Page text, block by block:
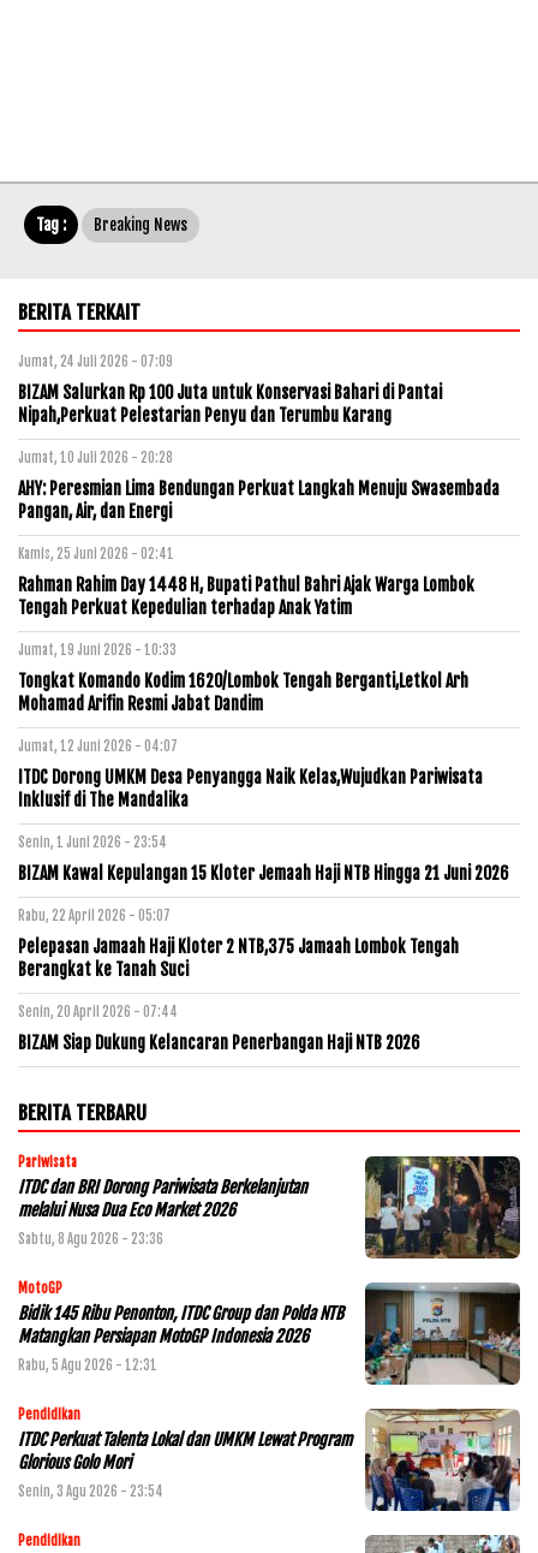
Tag : Breaking News
BERITA TERKAIT
Jumat, 24 Juli 2026 - 07:09
BIZAM Salurkan Rp 100 Juta untuk Konservasi Bahari di Pantai
Nipah,Perkuat Pelestarian Penyu dan Terumbu Karang
Jumat, 10 Juli 2026 - 20:28
AHY: Peresmian Lima Bendungan Perkuat Langkah Menuju Swasembada
Pangan, Air, dan Energi
Kamis, 25 Juni 2026 - 02:41
Rahman Rahim Day 1448 H, Bupati Pathul Bahri Ajak Warga Lombok
Tengah Perkuat Kepedulian terhadap Anak Yatim
Jumat, 19 Juni 2026 - 10:33
Tongkat Komando Kodim 1620/Lombok Tengah Berganti,Letkol Arh
Mohamad Arifin Resmi Jabat Dandim
Jumat, 12 Juni 2026 - 04:07
ITDC Dorong UMKM Desa Penyangga Naik Kelas,Wujudkan Pariwisata
Inklusif di The Mandalika
Senin, 1 Juni 2026 - 23:54
BIZAM Kawal Kepulangan 15 Kloter Jemaah Haji NTB Hingga 21 Juni 2026
Rabu, 22 April 2026 - 05:07
Pelepasan Jamaah Haji Kloter 2 NTB,375 Jamaah Lombok Tengah
Berangkat ke Tanah Suci
Senin, 20 April 2026 - 07:44
BIZAM Siap Dukung Kelancaran Penerbangan Haji NTB 2026
BERITA TERBARU
Pariwisata
ITDC dan BRI Dorong Pariwisata Berkelanjutan
melalui Nusa Dua Eco Market 2026
Sabtu, 8 Agu 2026 - 23:36
MotoGP
Bidik 145 Ribu Penonton, ITDC Group dan Polda NTB
Matangkan Persiapan MotoGP Indonesia 2026
Rabu, 5 Agu 2026 - 12:31
Pendidikan
ITDC Perkuat Talenta Lokal dan UMKM Lewat Program
Glorious Golo Mori
Senin, 3 Agu 2026 - 23:54
Pendidikan